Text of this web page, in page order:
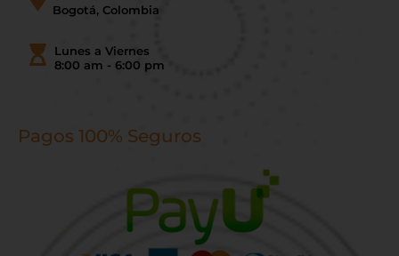
Bogotá, Colombia
Lunes a Viernes
8:00 am - 6:00 pm
Pagos 100% Seguros